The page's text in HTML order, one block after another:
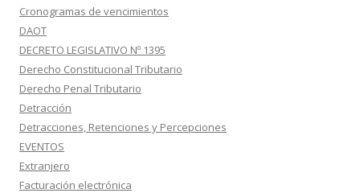
Cronogramas de vencimientos
DAOT
DECRETO LEGISLATIVO Nº 1395
Derecho Constitucional Tributario
Derecho Penal Tributario
Detracción
Detracciones, Retenciones y Percepciones
EVENTOS
Extranjero
Facturación electrónica